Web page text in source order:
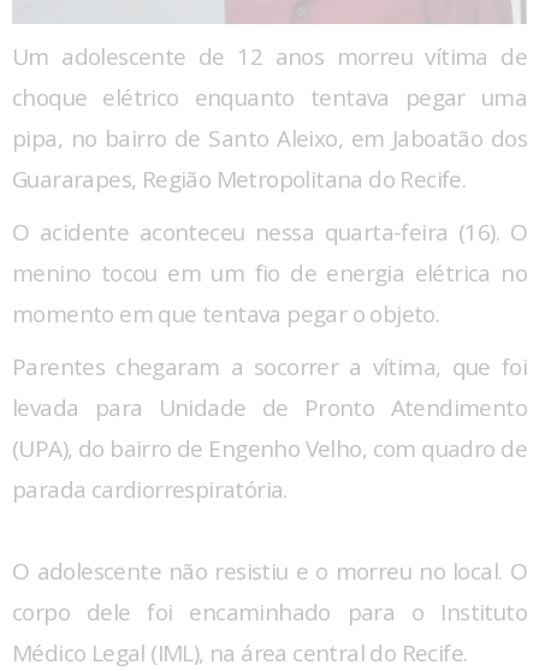
Um adolescente de 12 anos morreu vítima de
choque elétrico enquanto tentava pegar uma
pipa, no bairro de Santo Aleixo, em Jaboatão dos
Guararapes, Região Metropolitana do Recife.
O acidente aconteceu nessa quarta-feira (16). O
menino tocou em um fio de energia elétrica no
momento em que tentava pegar o objeto.
Parentes chegaram a socorrer a vítima, que foi
levada para Unidade de Pronto Atendimento
(UPA), do bairro de Engenho Velho, com quadro de
parada cardiorrespiratória.
O adolescente não resistiu e o morreu no local. O
corpo dele foi encaminhado para o Instituto
Médico Legal (IML), na área central do Recife.